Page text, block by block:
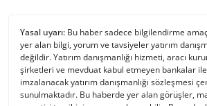
Yasal uyarı: Bu haber sadece bilgilendirme
yer alan bilgi, yorum ve tavsiyeler yatırım
değildir. Yatırım danışmanlığı hizmeti, aracı
şirketleri ve mevduat kabul etmeyen bankalar
imzalanacak yatırım danışmanlığı sözleşmesi
sunulmaktadır. Bu haberde yer alan görüşler,